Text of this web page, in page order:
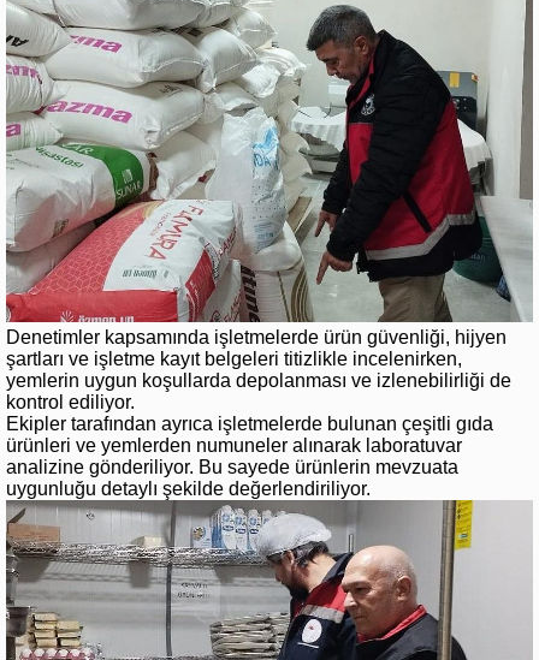
Denetimler kapsamında işletmelerde ürün güvenliği, hijyen
şartları ve işletme kayıt belgeleri titizlikle incelenirken,
yemlerin uygun koşullarda depolanması ve izlenebilirliği de
kontrol ediliyor.
Ekipler tarafından ayrıca işletmelerde bulunan çeşitli gıda
ürünleri ve yemlerden numuneler alınarak laboratuvar
analizine gönderiliyor. Bu sayede ürünlerin mevzuata
uygunluğu detaylı şekilde değerlendiriliyor.